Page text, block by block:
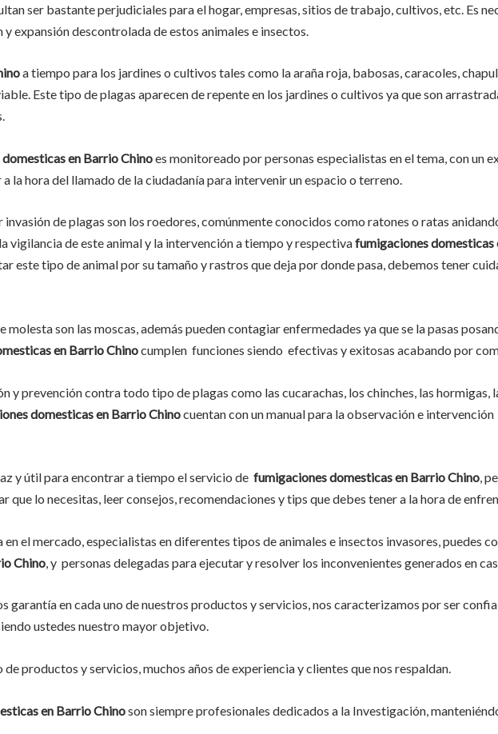
ser bastante perjudiciales para el hogar, empresas, sitios de trabajo, cultivos, etc. Es
expansión descontrolada de estos animales e insectos.
a tiempo para los jardines o cultivos tales como la araña roja, babosas, caracoles,
Este tipo de plagas aparecen de repente en los jardines o cultivos ya que son
en Barrio Chinoes monitoreado por personas especialistas en el tema, con un
la hora del llamado de la ciudadanía para intervenir un espacio o terreno.
invasión de plagas son los roedores, comúnmente conocidos como ratones o ratas
vigilancia de este animal y la intervención a tiempo y respectivafumigaciones domesticas
este tipo de animal por su tamaño y rastros que deja por donde pasa, debemos tener
son las moscas, además pueden contagiar enfermedades ya que se la pasas
en Barrio Chinocumplen funciones siendo efectivas y exitosas acabando por
y prevención contra todo tipo de plagas como las cucarachas, los chinches, las hormigas,
domesticas en Barrio Chinocuentan con un manual para la observación e
y útil para encontrar a tiempo el servicio de fumigaciones domesticas en Barrio Chino,
que lo necesitas, leer consejos, recomendaciones y tips que debes tener a la hora de
el mercado, especialistas en diferentes tipos de animales e insectos invasores, puedes
Chino , y personas delegadas para ejecutar y resolver los inconvenientes generados en
en cada uno de nuestros productos y servicios, nos caracterizamos por ser
ustedes nuestro mayor objetivo.
productos y servicios, muchos años de experiencia y clientes que nos respaldan.
en Barrio Chinoson siempre profesionales dedicados a la Investigación,